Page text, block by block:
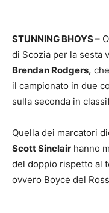
STUNNING BHOYS –
di Scozia per la sesta
Brendan Rodgers,
il campionato in due
sulla seconda in
Quella dei marcatori
Scott Sinclair hanno
del doppio rispetto al
ovvero Boyce del